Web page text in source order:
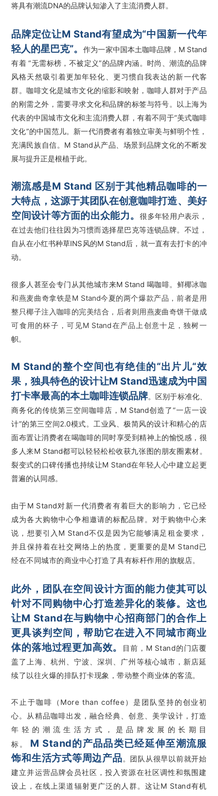
将具有潮流DNA的品牌认知渗入了主流消费人群。
品牌定位让M Stand有望成为“中国新一代年
轻人的星巴克”。作为一家中国本土咖啡品牌，M Stand
有着 “无需标榜，不被定义”的品牌内涵。 时尚、潮流的品牌
风格天然吸引着更加年轻化、更习惯自我表达的新一代客
群。咖啡文化是城市文化的缩影和映射，咖啡人群对于产品
的刚需之外，需要寻求文化和品牌的标签与符号。以上海为
代表的中国城市文化和主流消费人群，有着不同于“美式咖啡
文化”的中国范儿。新一代消费者有着独立审美与鲜明个性，
充满民族自信。M Stand从产品、场景到品牌文化的不断发
展与提升正是根植于此。
潮流感是M Stand 区别于其他精品咖啡的一
大特点，这源于其团队在创意咖啡打造、美好
空间设计等方面的出众能力。很多年轻用户表示，
在过去他们往往因为习惯而选择星巴克等连锁品牌。不过，
自从在小红书种草INS风的M Stand后，就一直有去打卡的冲
动。
很多人甚至会专门从其他城市来M Stand 喝咖啡。 鲜椰冰咖
和燕麦曲奇拿铁是M Stand今夏的两个爆款产品，前者是用
整只椰子注入咖啡的完美结合，后者则用燕麦曲奇饼干做成
可食用的杯子，可见M Stand在产品上创意十足，独树一
帜。
M Stand的整个空间也有绝佳的“出片儿“效
果，独具特色的设计让M Stand迅速成为中国
打卡率最高的本土咖啡连锁品牌。区别于标准化、
商务化的传统第三空间咖啡店，M Stand创造了“一店一设
计”的第三空间2.0模式。工业风、极简风的设计和精心的店
面布置让消费者在喝咖啡的同时享受到精神上的愉悦感，很
多人来M Stand都可以轻轻松松收获九张图的朋友圈素材。
裂变式的口碑传播也持续让M Stand在年轻人心中建立起更
普遍的认同感。
由于M Stand对新一代消费者有着巨大的影响力，它已经
成为各大购物中心争相邀请的标配品牌。对于购物中心来
说，想要引入M Stand不仅是因为它能够满足租金要求，
并且保持着在社交网络上的热度，更重要的是M Stand已
经在不同城市的商业中心打造了具有标杆作用的旗舰店。
此外，团队在空间设计方面的能力使其可以
针对不同购物中心打造差异化的装修。这也
让M Stand在与购物中心招商部门的合作上
更具谈判空间，帮助它在进入不同城市商业
体的落地过程更加高效。
目前，M Stand的门店覆
盖了上海、杭州、宁波、深圳、广州等核心城市，新店延
续了以往火爆的排队打卡现象，带动整个商业体的客流。
不止于咖啡（More than coffee）是团队坚持的创业初
心。从精品咖啡出发，融合经典、创意、美学设计，打造
年轻的潮流生活方式，是品牌发展的长期目
标。
M Stand的产品品类已经延伸至潮流服
饰和生活方式等周边产品。团队从很早以前就开始
建立并运营品牌会员社区，投入资源在社区调性和氛围建
设上，在线上渠道辐射更广泛的人群。这让M Stand有机